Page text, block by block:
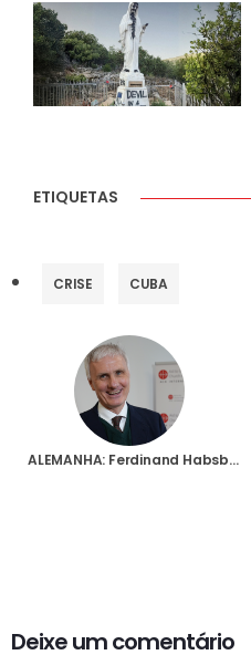
ETIQUETAS
CRISE CUBA
ALEMANHA: Ferdinand Habsburg nomeado Secretário-Geral da Fundação AIS
Deixe um comentário